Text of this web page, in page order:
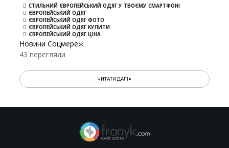
СТИЛЬНИЙ ЄВРОПЕЙСЬКИЙ ОДЯГ У ТВОЄМУ СМАРТФОНІ
ЄВРОПЕЙСЬКИЙ ОДЯГ
ЄВРОПЕЙСЬКИЙ ОДЯГ ФОТО
ЄВРОПЕЙСЬКИЙ ОДЯГ КУПИТИ
ЄВРОПЕЙСЬКИЙ ОДЯГ ЦІНА
Новини Соцмереж
43 перегляди
ЧИТАТИ ДАЛІ